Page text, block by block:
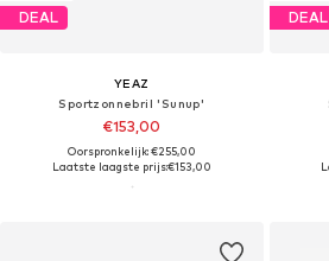
DEAL
YEAZ
Sportzonnebril 'Sunup'
€153,00
Oorspronkelijk: €255,00
Laatste laagste prijs:€153,00
DEAL